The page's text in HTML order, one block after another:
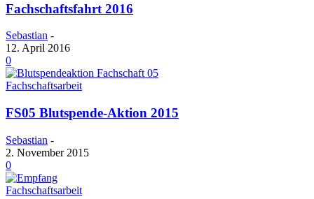
Fachschaftsfahrt 2016
Sebastian -
12. April 2016
0
Fachschaftsarbeit
FS05 Blutspende-Aktion 2015
Sebastian -
2. November 2015
0
Fachschaftsarbeit